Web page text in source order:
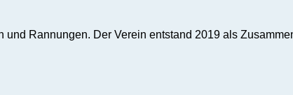
Rannungen. Der Verein entstand 2019 als